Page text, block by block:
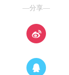
—分享—